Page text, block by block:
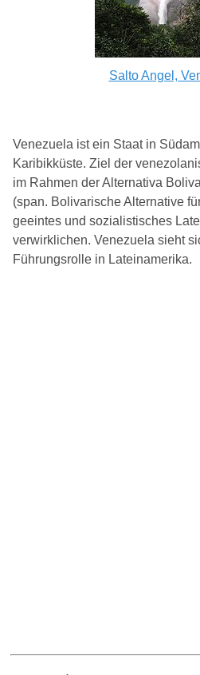
Salto Angel,
Venezuela ist ein Staat in
Karibikküste. Ziel der
im Rahmen der Alternativa
(span. Bolivarische Alternative
geeintes und sozialistisches
verwirklichen. Venezuela sieht
Führungsrolle in Lateinamerika.